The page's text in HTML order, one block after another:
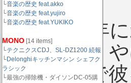
└音楽の歴史 feat.akko
└音楽の歴史 feat.yujiro
└音楽の歴史 feat.YUKIKO
MONO [14 items]
└テクニクスCDJ、SL-DZ1200 続報
└Delonghiキッチンマシン シェフク
ラシック
└最強の掃除機・ダイソンDC-05購
昭和43年に
れたのは、
平（なんで